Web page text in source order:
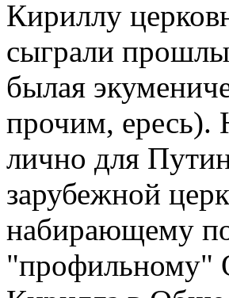
Кириллу
сыграли
былая
прочим, ересь).
лично для
зарубежной
набирающему
"профильному"